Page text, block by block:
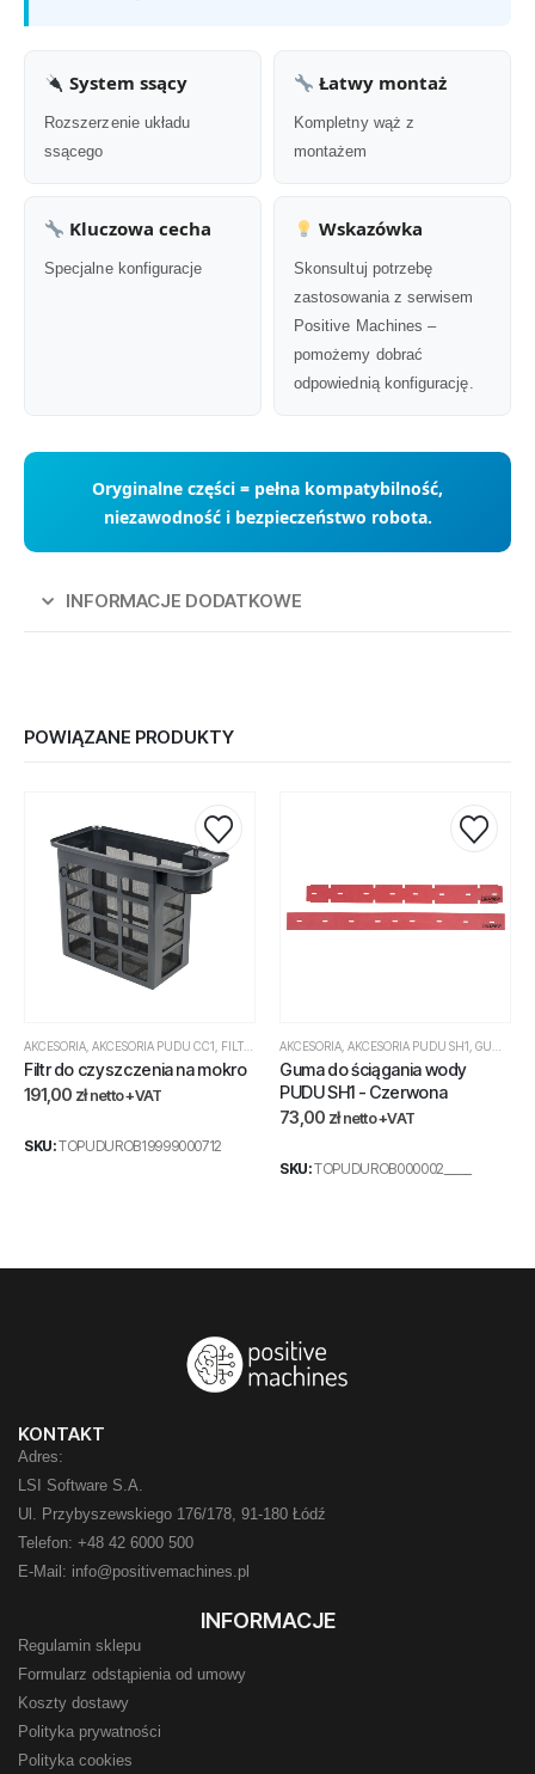
System ssący
Rozszerzenie układu
ssącego
Łatwy montaż
Kompletny wąż z
montażem
Kluczowa cecha
Specjalne konfiguracje
Wskazówka
Skonsultuj potrzebę
zastosowania z serwisem
Positive Machines –
pomożemy dobrać
odpowiednią konfigurację.
Oryginalne części = pełna kompatybilność,
niezawodność i bezpieczeństwo robota.
INFORMACJE DODATKOWE
POWIĄZANE PRODUKTY
AKCESORIA AKCESORIA PUDU CC1 FILTRY CC1
Filtr do czyszczenia na mokro
191,00 zł netto +VAT
SKU:TOPUDUROB19999000712
AKCESORIA AKCESORIA PUDU SH1 GUMY SH1
Guma do ściągania wody
PUDU SH1 - Czerwona
73,00 zł netto +VAT
SKU:TOPUDUROB000002_____
KONTAKT
Adres:
LSI Software S.A.
Ul. Przybyszewskiego 176/178, 91-180 Łódź
Telefon: +48 42 6000 500
E-Mail: info@positivemachines.pl
INFORMACJE
Regulamin sklepu
Formularz odstąpienia od umowy
Koszty dostawy
Polityka prywatności
Polityka cookies